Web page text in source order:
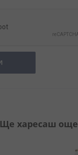
Ще харесаш